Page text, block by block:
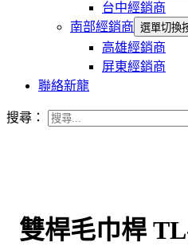
台中經銷商
南部經銷商 選單切換
高雄經銷商
屏東經銷商
聯絡新龍
搜尋：
雙桿毛巾桿